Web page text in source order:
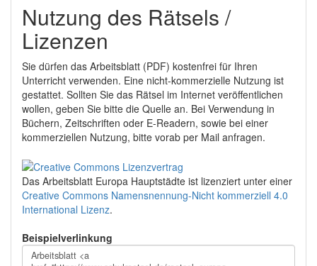
Nutzung des Rätsels /
Lizenzen
Sie dürfen das Arbeitsblatt (PDF) kostenfrei für Ihren
Unterricht verwenden. Eine nicht-kommerzielle Nutzung ist
gestattet. Sollten Sie das Rätsel im Internet veröffentlichen
wollen, geben Sie bitte die Quelle an. Bei Verwendung in
Büchern, Zeitschriften oder E-Readern, sowie bei einer
kommerziellen Nutzung, bitte vorab per Mail anfragen.
Das Arbeitsblatt Europa Hauptstädte ist lizenziert unter einer
Creative Commons Namensnennung-Nicht kommerziell 4.0
International Lizenz.
Beispielverlinkung